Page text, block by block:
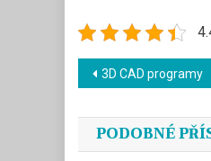
Navigace
pro
3D CAD programy
PODOBNÉ